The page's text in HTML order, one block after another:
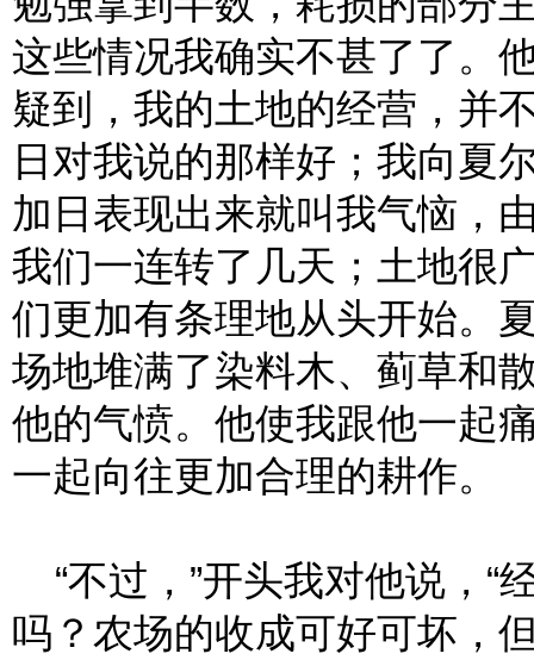
这些情况我确实不甚了了。
疑到，我的土地的经营，并
日对我说的那样好；我向夏
加日表现出来就叫我气恼，
我们一连转了几天；土地很
们更加有条理地从头开始。
场地堆满了染料木、蓟草和
他的气愤。他使我跟他一起
一起向往更加合理的耕作。
“不过，”开头我对他说，“
吗？农场的收成可好可坏，